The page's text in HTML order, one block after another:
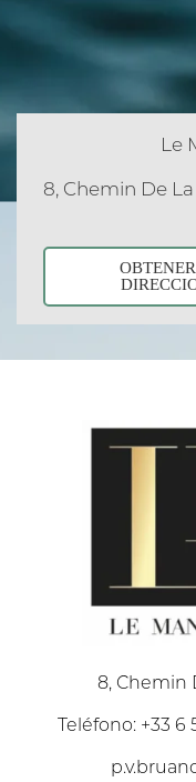
Le
8, Chemin De
8, Chemin
Teléfono: +33 6